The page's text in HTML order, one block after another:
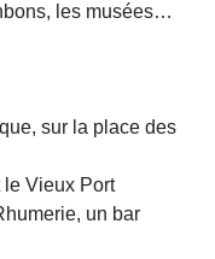
les musées…
sur la place des
le Vieux Port
un bar